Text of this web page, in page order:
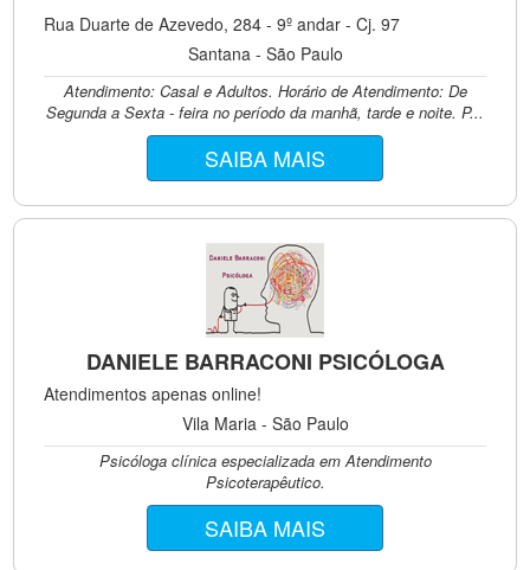
Rua Duarte de Azevedo, 284 - 9º andar - Cj. 97
Santana - São Paulo
Atendimento: Casal e Adultos. Horário de Atendimento: De
Segunda a Sexta - feira no período da manhã, tarde e noite. P...
SAIBA MAIS
DANIELE BARRACONI PSICÓLOGA
Atendimentos apenas online!
Vila Maria - São Paulo
Psicóloga clínica especializada em Atendimento
Psicoterapêutico.
SAIBA MAIS